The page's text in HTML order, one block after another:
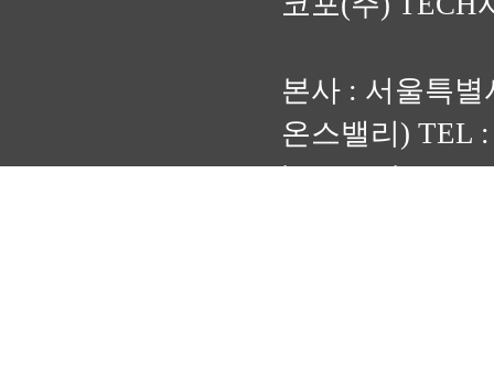
본사 : 서울특별
온스밸리) TEL